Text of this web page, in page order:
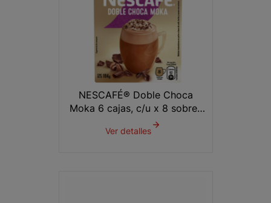
NESCAFÉ® Doble Choca
Moka 6 cajas, c/u x 8 sobres
Ver detalles